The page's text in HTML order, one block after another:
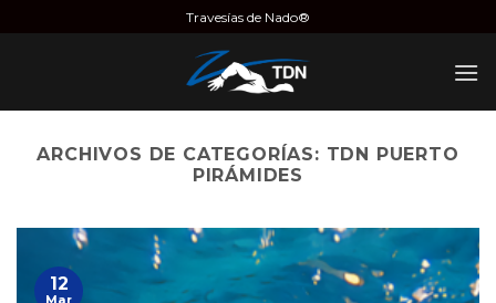
Travesías de Nado®
ARCHIVOS DE CATEGORÍAS: TDN PUERTO
PIRÁMIDES
12
Mar